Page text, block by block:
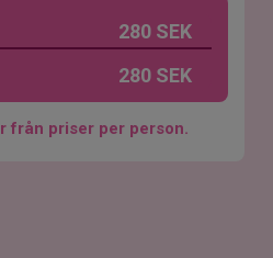
280 SEK
280 SEK
från priser per person.